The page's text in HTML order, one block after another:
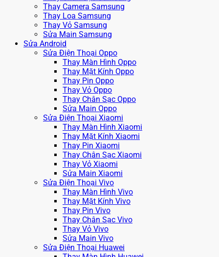
Thay Camera Samsung
Thay Loa Samsung
Thay Vỏ Samsung
Sửa Main Samsung
Sửa Android
Sửa Điện Thoại Oppo
Thay Màn Hình Oppo
Thay Mặt Kính Oppo
Thay Pin Oppo
Thay Vỏ Oppo
Thay Chân Sạc Oppo
Sửa Main Oppo
Sửa Điện Thoại Xiaomi
Thay Màn Hình Xiaomi
Thay Mặt Kính Xiaomi
Thay Pin Xiaomi
Thay Chân Sạc Xiaomi
Thay Vỏ Xiaomi
Sửa Main Xiaomi
Sửa Điện Thoại Vivo
Thay Màn Hình Vivo
Thay Mặt Kính Vivo
Thay Pin Vivo
Thay Chân Sạc Vivo
Thay Vỏ Vivo
Sửa Main Vivo
Sửa Điện Thoại Huawei